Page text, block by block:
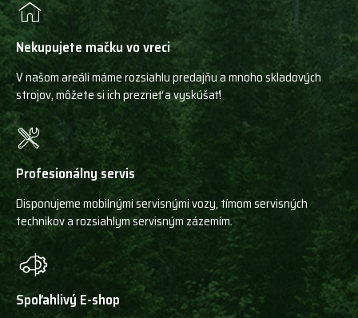
Nekupujete mačku vo vreci
V našom areáli máme rozsiahlu predajňu a mnoho skladových
strojov, môžete si ich prezrieť a vyskúšať!
Profesionálny servis
Disponujeme mobilnými servisnými vozy, tímom servisných
technikov a rozsiahlym servisným zázemím.
Spoľahlivý E-shop